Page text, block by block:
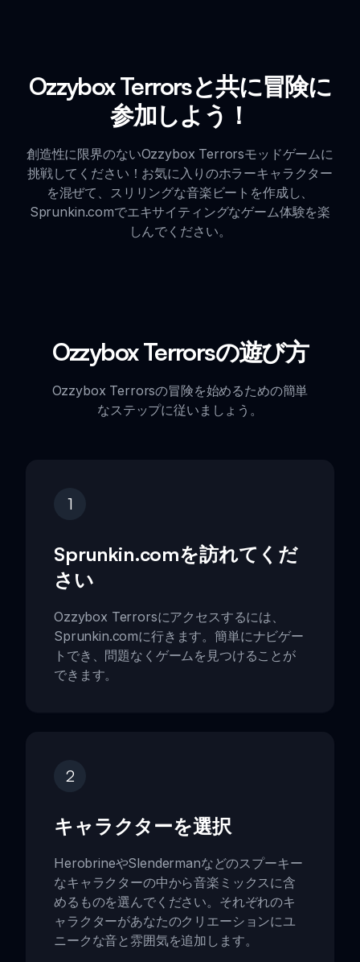
Ozzybox Terrorsと共に冒険に
参加しよう！
創造性に限界のないOzzybox Terrorsモッドゲームに
挑戦してください！お気に入りのホラーキャラクター
を混ぜて、スリリングな音楽ビートを作成し、
Sprunkin.comでエキサイティングなゲーム体験を楽
しんでください。
Ozzybox Terrorsの遊び方
Ozzybox Terrorsの冒険を始めるための簡単
なステップに従いましょう。
1
Sprunkin.comを訪れてくだ
さい
Ozzybox Terrorsにアクセスするには、
Sprunkin.comに行きます。簡単にナビゲー
トでき、問題なくゲームを見つけることが
できます。
2
キャラクターを選択
HerobrineやSlendermanなどのスプーキー
なキャラクターの中から音楽ミックスに含
めるものを選んでください。それぞれのキ
ャラクターがあなたのクリエーションにユ
ニークな音と雰囲気を追加します。